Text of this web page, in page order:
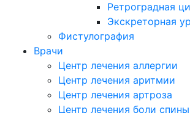
Ретроградная
Экскреторная
Фистулография
Врачи
Центр лечения аллергии
Центр лечения аритмии
Центр лечения артроза
Центр лечения боли спины